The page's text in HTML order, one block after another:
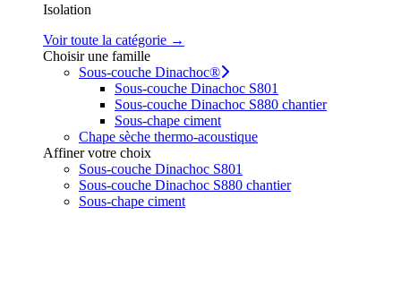
Isolation
Voir toute la catégorie →
Choisir une famille
Sous-couche Dinachoc®
Sous-couche Dinachoc S801
Sous-couche Dinachoc S880 chantier
Sous-chape ciment
Chape sèche thermo-acoustique
Affiner votre choix
Sous-couche Dinachoc S801
Sous-couche Dinachoc S880 chantier
Sous-chape ciment